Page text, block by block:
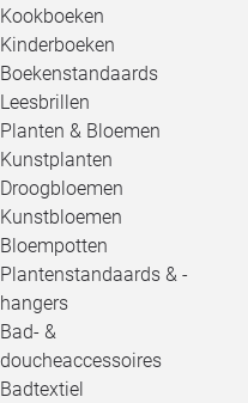
Kookboeken
Kinderboeken
Boekenstandaards
Leesbrillen
Planten & Bloemen
Kunstplanten
Droogbloemen
Kunstbloemen
Bloempotten
Plantenstandaards & -
hangers
Bad- &
doucheaccessoires
Badtextiel